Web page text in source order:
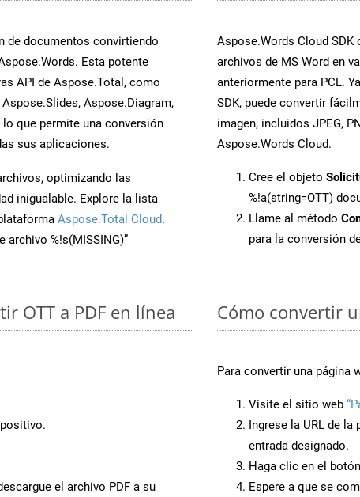
de documentos convirtiendo
Esta potente
API de Aspose.Total, como
Aspose.Diagram,
que permite una conversión
sus aplicaciones.
optimizando las
inigualable. Explore la lista
Aspose.Total Cloud.
%!s(MISSING)”
Aspose.Words Cloud
archivos de MS Word en
anteriormente para PCL.
SDK, puede convertir
imagen, incluidos JPEG,
Aspose.Words Cloud.
Cree el objeto
%!a(string=OTT)
Llame al método
para la conversión
OTT a PDF en línea
el archivo PDF a su
Cómo convertir
Para convertir una página
Visite el sitio web
Ingrese la URL de la
entrada designado.
Haga clic en el
Espere a que se